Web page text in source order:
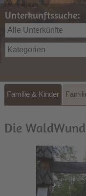
Unterkunftssuche:
Familie & Kinder
Die